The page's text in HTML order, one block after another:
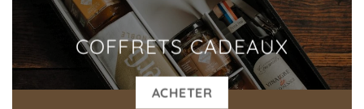
COFFRETS CADEAUX
ACHETER